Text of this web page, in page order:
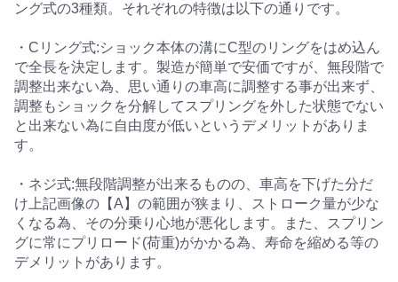
ング式の3種類。それぞれの特徴は以下の通りです。
・Cリング式:ショック本体の溝にC型のリングをはめ込ん
で全長を決定します。製造が簡単で安価ですが、無段階で
調整出来ない為、思い通りの車高に調整する事が出来ず、
調整もショックを分解してスプリングを外した状態でない
と出来ない為に自由度が低いというデメリットがありま
す。
・ネジ式:無段階調整が出来るものの、車高を下げた分だ
け上記画像の【A】の範囲が狭まり、ストローク量が少な
くなる為、その分乗り心地が悪化します。また、スプリン
グに常にプリロード(荷重)がかかる為、寿命を縮める等の
デメリットがあります。